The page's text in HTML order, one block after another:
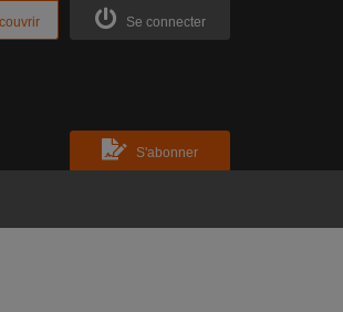
Se connecter
S'abonner